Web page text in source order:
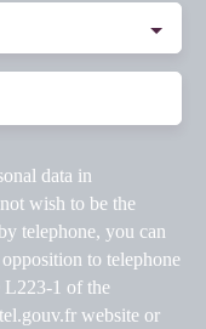
data in
wish to be the
telephone, you can
to telephone
L223-1 of the
website or